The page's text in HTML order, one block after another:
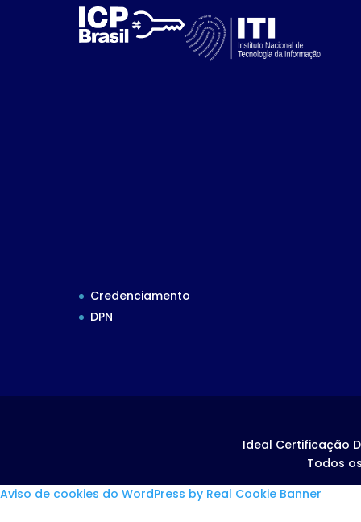
Credenciamento
DPN
Ideal Certificação
Todos
Aviso de cookies do WordPress by Real Cookie Banner